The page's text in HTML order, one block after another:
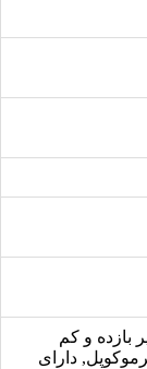
بازده و کم
دارای